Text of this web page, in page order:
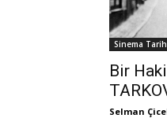
Sinema
Bir
Selman